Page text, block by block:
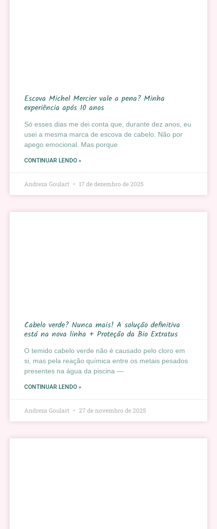
Escova Michel Mercier vale a pena? Minha
experiência após 10 anos
Só esses dias me dei conta que, durante dez anos, eu
usei a mesma marca de escova de cabelo. Não por
apego emocional. Mas porque
CONTINUAR LENDO »
Andreza Goulart 17 de dezembro de 2025
Cabelo verde? Nunca mais! A solução definitiva
está na nova linha + Proteção da Bio Extratus
O temido cabelo verde não é causado pelo cloro em
si, mas pela reação química entre os metais pesados
presentes na água da piscina —
CONTINUAR LENDO »
Andreza Goulart 27 de novembro de 2025